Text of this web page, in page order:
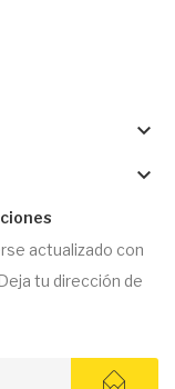
keyboard_arrow_down
keyboard_arrow_down
actualizado con
tu dirección de